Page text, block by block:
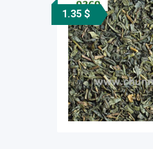
1.35 $